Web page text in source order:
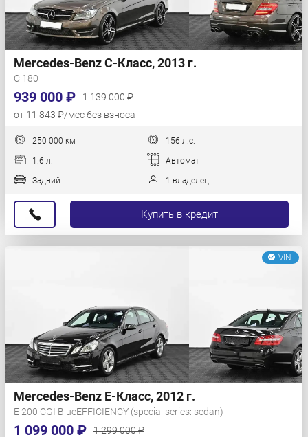
Mercedes-Benz C-Класс, 2013 г.
C 180
939 000 ₽
1 139 000 ₽
от 11 843 ₽/мес без взноса
250 000 км 156 л.с.
1.6 л. Автомат
Задний 1 владелец
Купить в кредит
VIN
Mercedes-Benz E-Класс, 2012 г.
E 200 CGI BlueEFFICIENCY (special series: sedan)
1 099 000 ₽ 1 299 000 ₽